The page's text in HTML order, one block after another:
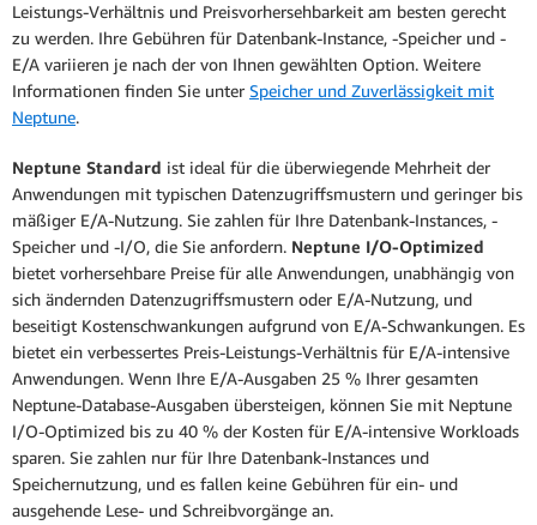
Leistungs-Verhältnis und Preisvorhersehbarkeit am besten gerecht
zu werden. Ihre Gebühren für Datenbank-Instance, -Speicher und -
E/A variieren je nach der von Ihnen gewählten Option. Weitere
Informationen finden Sie unter Speicher und Zuverlässigkeit mit
Neptune.
Neptune Standard ist ideal für die überwiegende Mehrheit der
Anwendungen mit typischen Datenzugriffsmustern und geringer bis
mäßiger E/A-Nutzung. Sie zahlen für Ihre Datenbank-Instances, -
Speicher und -I/O, die Sie anfordern. Neptune I/O-Optimized
bietet vorhersehbare Preise für alle Anwendungen, unabhängig von
sich ändernden Datenzugriffsmustern oder E/A-Nutzung, und
beseitigt Kostenschwankungen aufgrund von E/A-Schwankungen. Es
bietet ein verbessertes Preis-Leistungs-Verhältnis für E/A-intensive
Anwendungen. Wenn Ihre E/A-Ausgaben 25 % Ihrer gesamten
Neptune-Database-Ausgaben übersteigen, können Sie mit Neptune
I/O-Optimized bis zu 40 % der Kosten für E/A-intensive Workloads
sparen. Sie zahlen nur für Ihre Datenbank-Instances und
Speichernutzung, und es fallen keine Gebühren für ein- und
ausgehende Lese- und Schreibvorgänge an.